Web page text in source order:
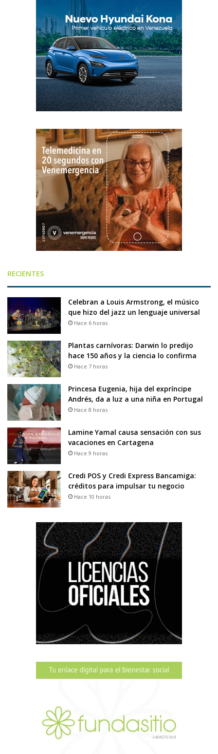
RECIENTES
Celebran a Louis Armstrong, el músico
que hizo del jazz un lenguaje universal
Hace 6 horas
Plantas carnívoras: Darwin lo predijo
hace 150 años y la ciencia lo confirma
Hace 7 horas
Princesa Eugenia, hija del expríncipe
Andrés, da a luz a una niña en Portugal
Hace 8 horas
Lamine Yamal causa sensación con sus
vacaciones en Cartagena
Hace 9 horas
Credi POS y Credi Express Bancamiga:
créditos para impulsar tu negocio
Hace 10 horas